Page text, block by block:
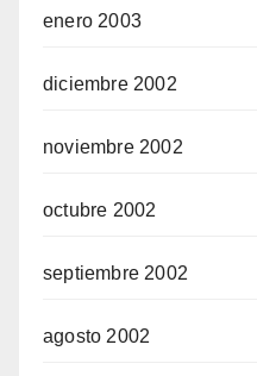
enero 2003
diciembre 2002
noviembre 2002
octubre 2002
septiembre 2002
agosto 2002